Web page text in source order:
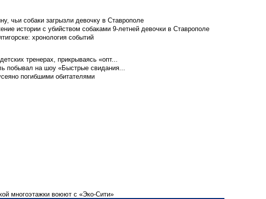
чьи собаки загрызли девочку в Ставрополе
истории с убийством собаками 9-летней девочки в Ставрополе
хронология событий
тренерах, прикрываясь «опт...
побывал на шоу «Быстрые свидания...
погибшими обитателями
многоэтажки воюют с «Эко-Сити»